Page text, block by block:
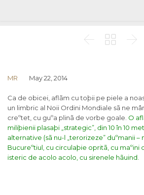
  
MR May 22, 2014
Ca de obicei, aflãm cu toþii pe piele a
un limbric al Noii Ordini Mondiale sã ne
creºtet, cu guºa plinã de vorbe goale. O
miliþienii plasaþi „strategic”, din 10 în 10
alternative (sã nu-l „terorizeze” duºmanii –
Bucureºtiul, cu circulaþie opritã, cu
isteric de acolo acolo, cu sirenele hãuind.